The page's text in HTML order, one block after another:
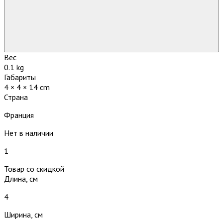
Вес
0.1 kg
Габариты
4 × 4 × 14 cm
Страна
Франция
Нет в наличии
1
Товар со скидкой
Длина, см
4
Ширина, см